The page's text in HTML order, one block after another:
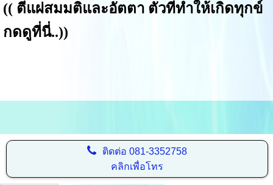
(( ตีแผ่สมมติและอัตตา ตัวที่ทำให้เกิดทุกข์
กดดูที่นี่..))
ติดต่อ 081-3352758
คลิกเพื่อโทร